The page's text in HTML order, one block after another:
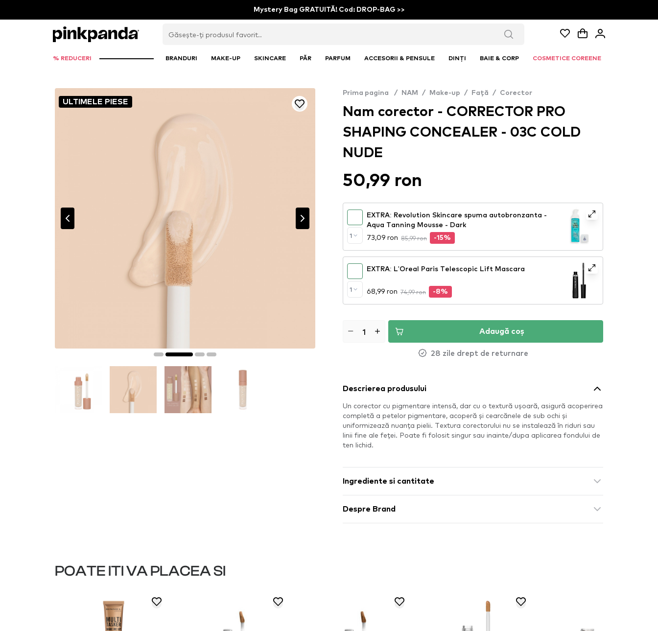
Mystery Bag GRATUITĂ! Cod: DROP-BAG >>
% REDUCERI BRANDURI MAKE-UP SKINCARE PĂR PARFUM ACCESORII & PENSULE DINȚI BAIE & CORP COSMETICE COREENE
ULTIMELE PIESE
Prima pagina / NAM / Make-up / Față / Corector
Nam corector - CORRECTOR PRO
SHAPING CONCEALER - 03C COLD
NUDE
50,99 ron
1
EXTRA: Revolution Skincare spuma autobronzanta -
Aqua Tanning Mousse - Dark
73,09 ron 85,99 ron -15%
1
EXTRA: L'Oreal Paris Telescopic Lift Mascara
68,99 ron 74,99 ron -8%
Adaugă coș
28 zile drept de returnare
Descrierea produsului
Un corector cu pigmentare intensă, dar cu o textură ușoară, asigură acoperirea
completă a petelor pigmentare, acoperă și cearcănele de sub ochi și
uniformizează nuanța pielii. Textura corectorului nu se instalează în riduri sau
linii fine ale feței. Poate fi folosit singur sau inainte/dupa aplicarea fondului de
ten lichid.
Ingrediente si cantitate
Despre Brand
POATE ITI VA PLACEA SI